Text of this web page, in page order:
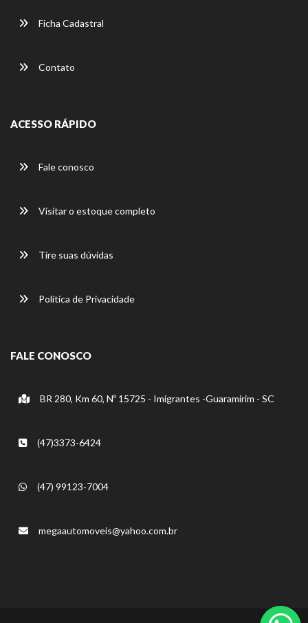
Ficha Cadastral
Contato
ACESSO RÁPIDO
Fale conosco
Visitar o estoque completo
Tire suas dúvidas
Política de Privacidade
FALE CONOSCO
BR 280, Km 60, Nº 15725 - Imigrantes -Guaramirim - SC
(47)3373-6424
(47) 99123-7004
megaautomoveis@yahoo.com.br